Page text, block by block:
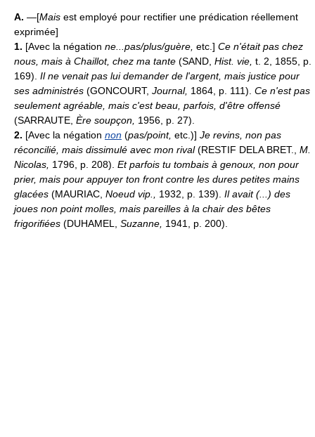
A. —[Mais est employé pour rectifier une prédication réellement
exprimée]
1. [Avec la négation ne...pas/plus/guère, etc.] Ce n'était pas chez
nous, mais à Chaillot, chez ma tante (SAND, Hist. vie, t. 2, 1855, p.
169). Il ne venait pas lui demander de l'argent, mais justice pour
ses administrés (GONCOURT, Journal, 1864, p. 111). Ce n'est pas
seulement agréable, mais c'est beau, parfois, d'être offensé
(SARRAUTE, Ère soupçon, 1956, p. 27).
2. [Avec la négation non (pas/point, etc.)] Je revins, non pas
réconcilié, mais dissimulé avec mon rival(RESTIF DELA BRET., M.
Nicolas 1796, p. 208). Et parfois tu tombais à genoux, non pour
prier, mais pour appuyer ton front contre les dures petites mains
glacées (MAURIAC, Noeud vip., 1932, p. 139). Il avait (...) des
joues non point molles, mais pareilles à la chair des bêtes
frigorifiées (DUHAMEL, Suzanne, 1941, p. 200).